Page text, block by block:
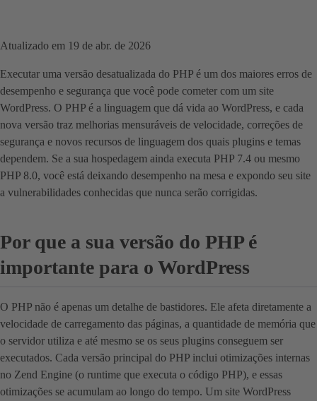
Atualizado em 19 de abr. de 2026
Executar uma versão desatualizada do PHP é um dos maiores erros de
desempenho e segurança que você pode cometer com um site
WordPress. O PHP é a linguagem que dá vida ao WordPress, e cada
nova versão traz melhorias mensuráveis de velocidade, correções de
segurança e novos recursos de linguagem dos quais plugins e temas
dependem. Se a sua hospedagem ainda executa PHP 7.4 ou mesmo
PHP 8.0, você está deixando desempenho na mesa e expondo seu site
a vulnerabilidades conhecidas que nunca serão corrigidas.
Por que a sua versão do PHP é
importante para o WordPress
O PHP não é apenas um detalhe de bastidores. Ele afeta diretamente a
velocidade de carregamento das páginas, a quantidade de memória que
o servidor utiliza e até mesmo se os seus plugins conseguem ser
executados. Cada versão principal do PHP inclui otimizações internas
no Zend Engine (o runtime que executa o código PHP), e essas
otimizações se acumulam ao longo do tempo. Um site WordPress